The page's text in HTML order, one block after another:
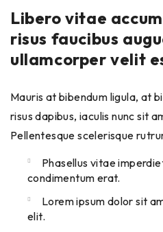
Libero vitae
risus faucibus
ullamcorper velit
Mauris at bibendum ligula, at
risus dapibus, iaculis nunc sit
Pellentesque scelerisque
Phasellus vitae
condimentum erat.
Lorem ipsum dolor sit
elit.